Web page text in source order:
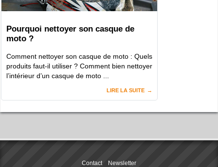
Pourquoi nettoyer son casque de
moto ?
Comment nettoyer son casque de moto : Quels
produits faut-il utiliser ? Comment bien nettoyer
l’intérieur d’un casque de moto ...
LIRE LA SUITE
Contact Newsletter